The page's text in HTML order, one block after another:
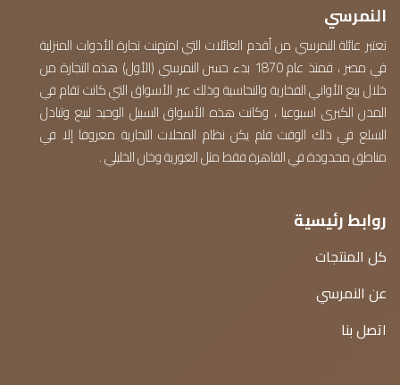
النمرسي
تعتبر عائلة النمرسي من أقدم العائلات التي امتهنت تجارة الأدوات المنزلية
في مصر ، فمنذ عام 1870 بدء حسن النمرسي (الأول) هذه التجارة من
خلال بيع الأواني الفخارية والنحاسية وذلك عبر الأسواق التي كانت تقام في
المدن الكبرى اسبوعيا ، وكانت هذه الأسواق السبيل الوحيد لبيع وتبادل
السلع في ذلك الوقت فلم يكن نظام المحلات التجارية معروفا إلا في
مناطق محدودة في القاهرة فقط مثل الغورية وخان الخليلي .
روابط رئيسية
كل المنتجات
عن النمرسي
اتصل بنا